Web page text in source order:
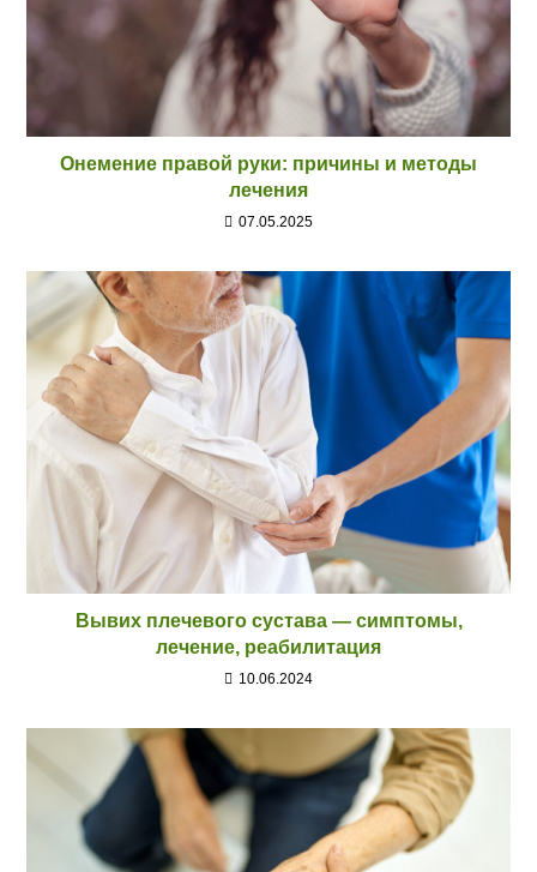
Онемение правой руки: причины и методы
лечения
07.05.2025
Вывих плечевого сустава — симптомы,
лечение, реабилитация
10.06.2024